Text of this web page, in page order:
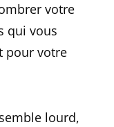
votre
qui vous
pour votre
lourd,